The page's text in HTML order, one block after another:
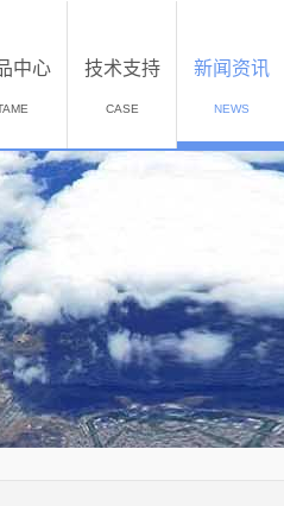
中心 技术支持
CASE
新闻资讯
NEWS